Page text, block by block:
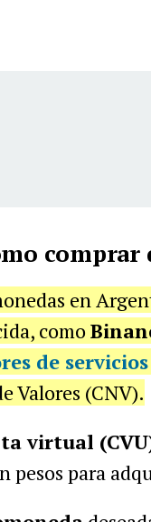
comprar
en
como
de
Valores (CNV).
virtual
pesos para